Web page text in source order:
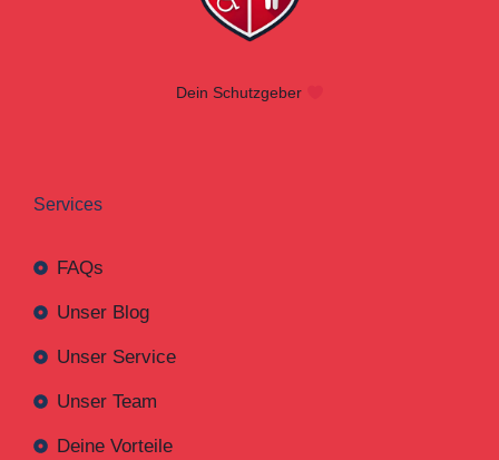
Dein Schutzgeber
Services
FAQs
Unser Blog
Unser Service
Unser Team
Deine Vorteile